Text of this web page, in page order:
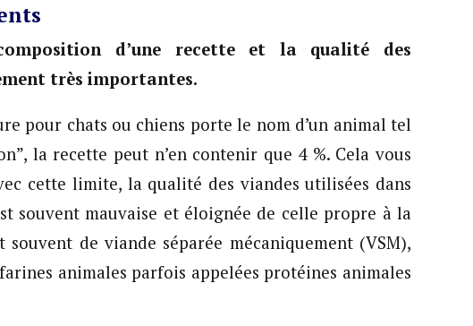
d’une recette et la qualité des
très importantes.
pour chats ou chiens porte le nom d’un animal tel
la recette peut n’en contenir que 4 %. Cela vous
cette limite, la qualité des viandes utilisées dans
souvent mauvaise et éloignée de celle propre à la
souvent de viande séparée mécaniquement (VSM),
animales parfois appelées protéines animales